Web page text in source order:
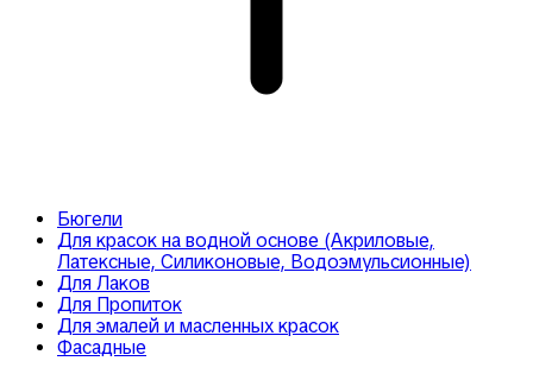
Бюгели
Для красок на водной основе (Акриловые,
Латексные, Силиконовые, Водоэмульсионные)
Для Лаков
Для Пропиток
Для эмалей и масленных красок
Фасадные